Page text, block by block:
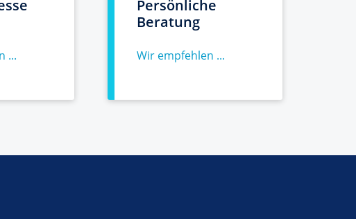
...
Persönliche
Beratung
Wir empfehlen ...